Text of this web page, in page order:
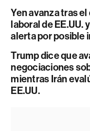
Yen avanza tras
laboral de EE.UU.
alerta por posible
Trump dice que
negociaciones
mientras Irán
EE.UU.